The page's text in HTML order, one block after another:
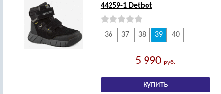
44259-1 Detbot
36 37 38 39 40
5 990руб.